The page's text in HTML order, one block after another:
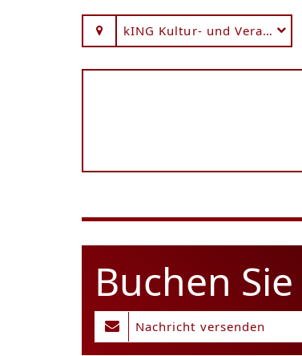
kING Kultur- und
Buchen
Nachricht versenden